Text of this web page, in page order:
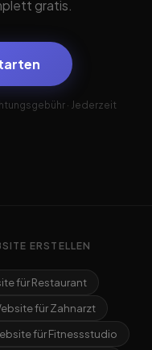
gratis.
· Jederzeit
ERSTELLEN
für Restaurant
für Zahnarzt
für Fitnessstudio